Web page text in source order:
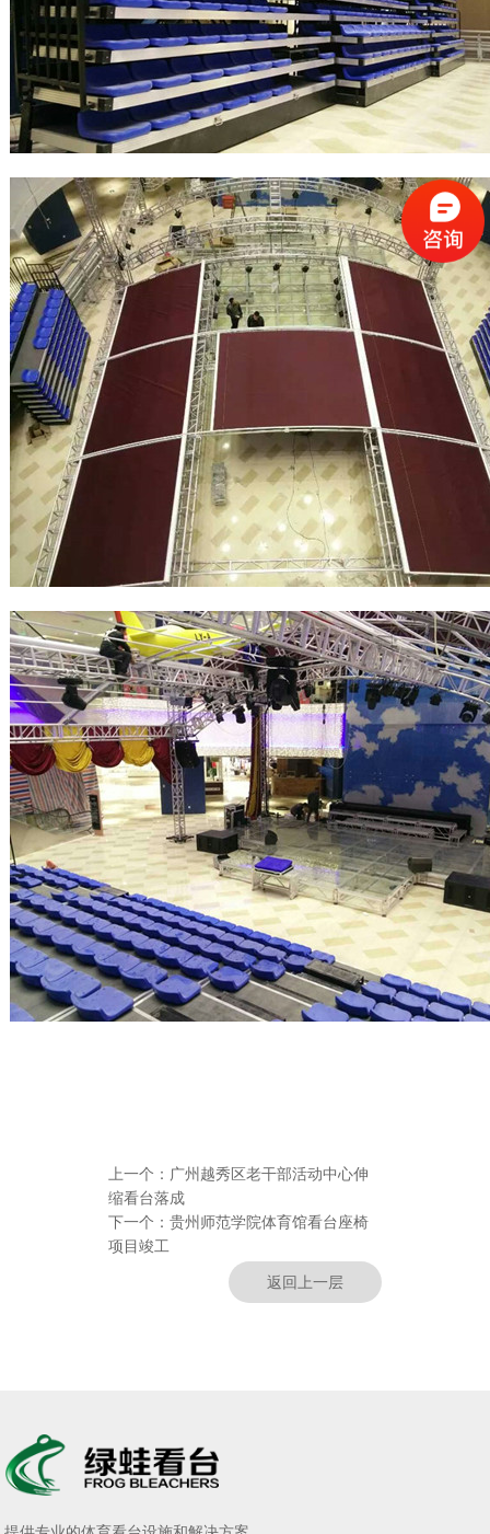
上一个： 广州越秀区老干部活动中心伸
缩看台落成
下一个： 贵州师范学院体育馆看台座椅
项目竣工
返回上一层